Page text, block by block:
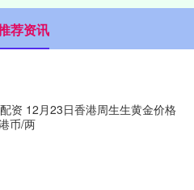
荐资讯
资 12月23日香港周生生黄金价格
币/两